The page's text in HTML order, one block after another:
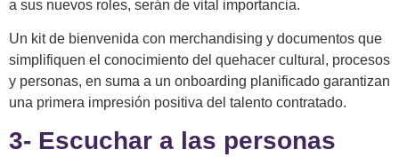
a sus nuevos roles, serán de vital importancia.
Un kit de bienvenida con merchandising y documentos que
simplifiquen el conocimiento del quehacer cultural, procesos
y personas, en suma a un onboarding planificado garantizan
una primera impresión positiva del talento contratado.
3- Escuchar a las personas